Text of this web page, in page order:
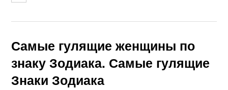
Самые гулящие женщины по
знаку Зодиака. Самые гулящие
Знаки Зодиака